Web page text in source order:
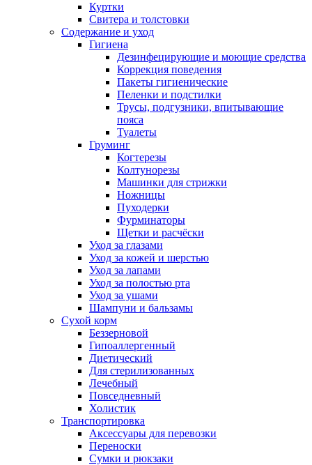
Куртки
Свитера и толстовки
Содержание и уход
Гигиена
Дезинфецирующие и моющие средства
Коррекция поведения
Пакеты гигиенические
Пеленки и подстилки
Трусы, подгузники, впитывающие
пояса
Туалеты
Груминг
Когтерезы
Колтунорезы
Машинки для стрижки
Ножницы
Пуходерки
Фурминаторы
Щетки и расчёски
Уход за глазами
Уход за кожей и шерстью
Уход за лапами
Уход за полостью рта
Уход за ушами
Шампуни и бальзамы
Сухой корм
Беззерновой
Гипоаллергенный
Диетический
Для стерилизованных
Лечебный
Повседневный
Холистик
Транспортировка
Аксессуары для перевозки
Переноски
Сумки и рюкзаки